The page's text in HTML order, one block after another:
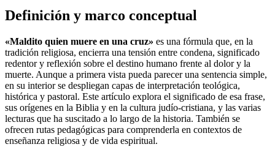
Definición y marco conceptual
«Maldito quien muere en una cruz» es una fórmula que, en la
tradición religiosa, encierra una tensión entre condena, significado
redentor y reflexión sobre el destino humano frente al dolor y la
muerte. Aunque a primera vista pueda parecer una sentencia simple,
en su interior se despliegan capas de interpretación teológica,
histórica y pastoral. Este artículo explora el significado de esa frase,
sus orígenes en la Biblia y en la cultura judío-cristiana, y las varias
lecturas que ha suscitado a lo largo de la historia. También se
ofrecen rutas pedagógicas para comprenderla en contextos de
enseñanza religiosa y de vida espiritual.